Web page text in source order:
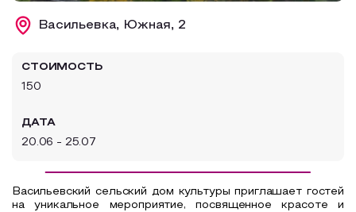
Образовательный туризм
Васильевка, Южная, 2
СТОИМОСТЬ
150
ДАТА
20.06 - 25.07
Васильевский сельский дом культуры приглашает гостей
на уникальное мероприятие, посвященное красоте и